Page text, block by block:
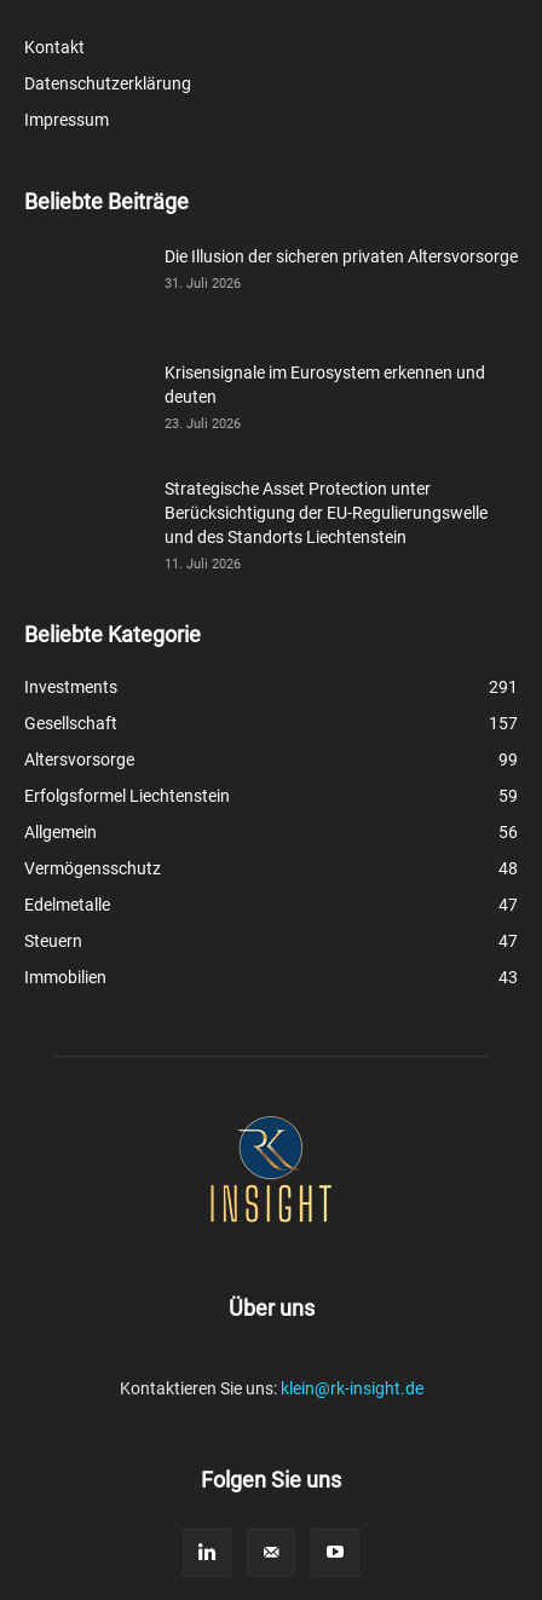
Kontakt
Datenschutzerklärung
Impressum
Beliebte Beiträge
Die Illusion der sicheren privaten Altersvorsorge
31. Juli 2026
Krisensignale im Eurosystem erkennen und
deuten
23. Juli 2026
Strategische Asset Protection unter
Berücksichtigung der EU-Regulierungswelle
und des Standorts Liechtenstein
11. Juli 2026
Beliebte Kategorie
Investments
291
Gesellschaft
157
Altersvorsorge
99
Erfolgsformel Liechtenstein
59
Allgemein
56
Vermögensschutz
48
Edelmetalle
47
Steuern
47
Immobilien
43
Über uns
Kontaktieren Sie uns: klein@rk-insight.de
Folgen Sie uns